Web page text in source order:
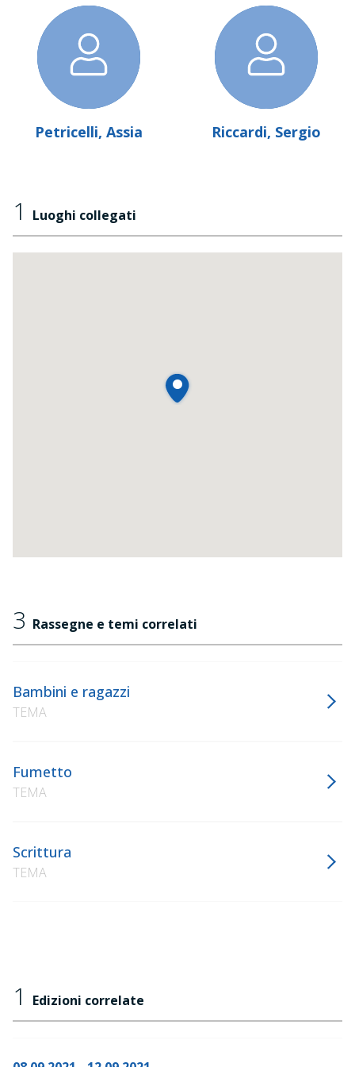
Petricelli, Assia Riccardi, Sergio
1 Luoghi collegati
3 Rassegne e temi correlati
Bambini e ragazzi
TEMA
Fumetto
TEMA
Scrittura
TEMA
1 Edizioni correlate